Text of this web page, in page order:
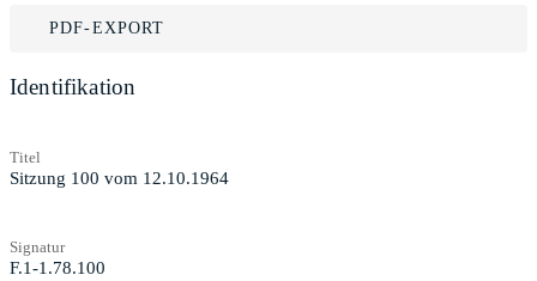
PDF-EXPORT
Identifikation
Titel
Sitzung 100 vom 12.10.1964
Signatur
F.1-1.78.100